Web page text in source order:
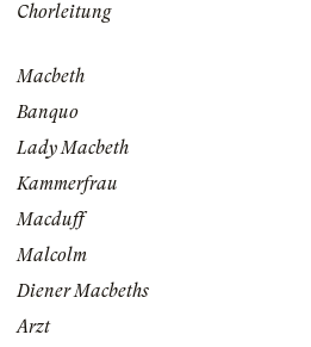
Chorleitung
Macbeth
Banquo
Lady Macbeth
Kammerfrau
Macduff
Malcolm
Diener Macbeths
Arzt